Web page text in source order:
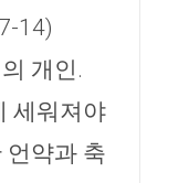
14)
개인.
세워져야
언약과 축